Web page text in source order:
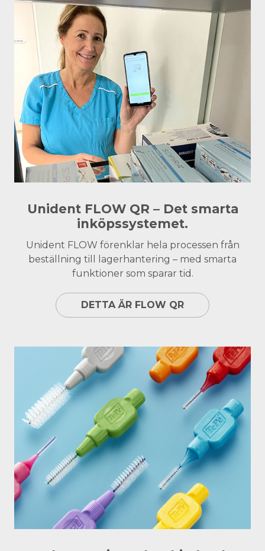
Unident FLOW QR – Det smarta
inköpssystemet.
Unident FLOW förenklar hela processen från
beställning till lagerhantering – med smarta
funktioner som sparar tid.
DETTA ÄR FLOW QR